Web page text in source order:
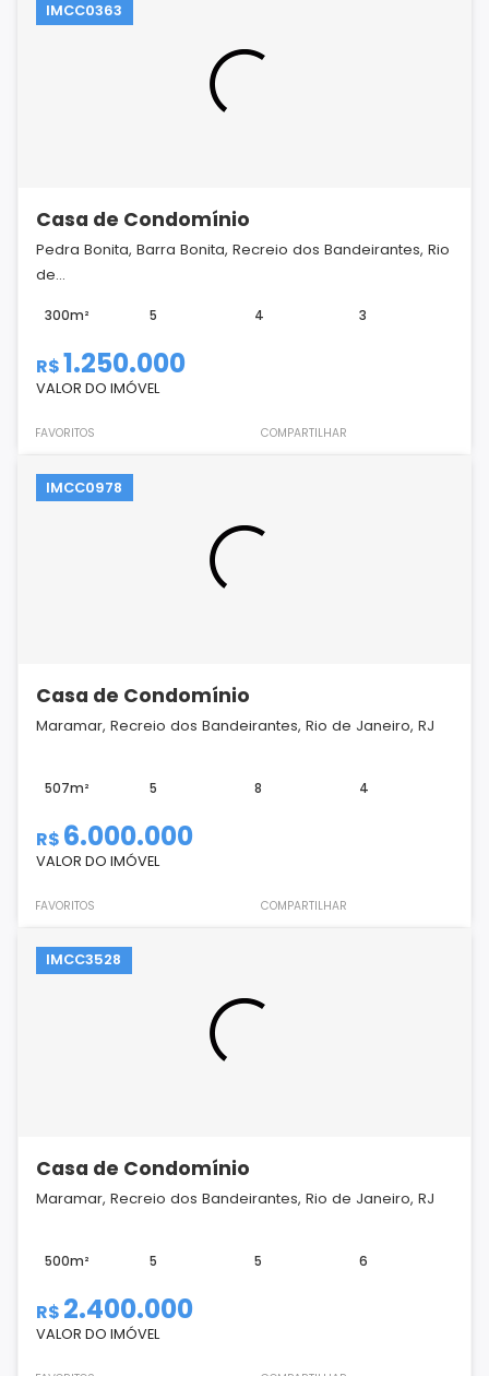
IMCC0363
Casa de Condomínio
Pedra Bonita, Barra Bonita, Recreio dos Bandeirantes, Rio
de...
300m² 5 4 3
R$1.250.000
VALOR DO IMÓVEL
FAVORITOS COMPARTILHAR
IMCC0978
Casa de Condomínio
Maramar, Recreio dos Bandeirantes, Rio de Janeiro, RJ
507m² 5 8 4
R$ 6.000.000
VALOR DO IMÓVEL
FAVORITOS COMPARTILHAR
IMCC3528
Casa de Condomínio
Maramar, Recreio dos Bandeirantes, Rio de Janeiro, RJ
500m² 5 5 6
R$ 2.400.000
VALOR DO IMÓVEL